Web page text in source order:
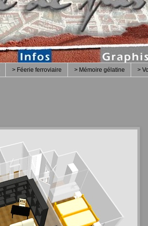
> Féerie ferroviaire > Mémoire gélatine >